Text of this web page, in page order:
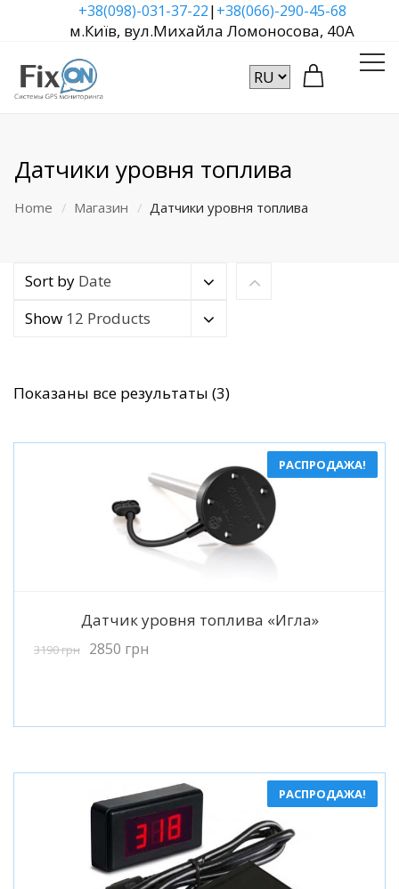
+38(098)-031-37-22|+38(066)-290-45-68
м.Київ, вул.Михайла Ломоносова, 40А
Датчики уровня топлива
Home Магазин Датчики уровня топлива
Sort by Date
Show 12 Products
Показаны все результаты (3)Сортировка:
популярности
РАСПРОДАЖА!
Подробнее
Датчик уровня топлива «Игла»
3190грн 2850 грн
РАСПРОДАЖА!